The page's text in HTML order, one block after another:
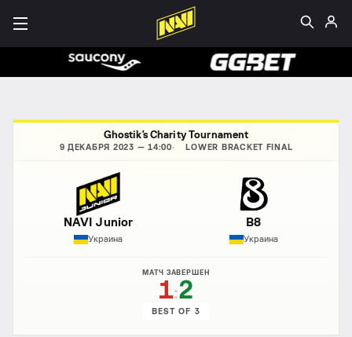
Ghostik's Charity Tournament
9 ДЕКАБРЯ 2023 — 14:00 LOWER BRACKET FINAL
NAVI Junior
Украина
МАТЧ ЗАВЕРШЕН
1:2
BEST OF 3
B8
Украина